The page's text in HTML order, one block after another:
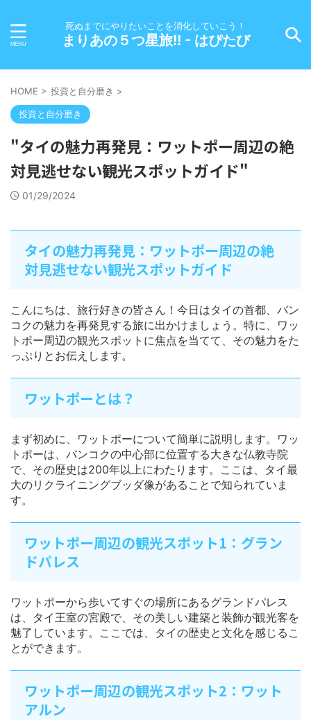
死ぬまでにやりたいことを消化していこう！
まりあの５つ星旅!! - はぴたび
HOME > 投資と自分磨き >
投資と自分磨き
"タイの魅力再発見：ワットポー周辺の絶
対見逃せない観光スポットガイド"
01/29/2024
タイの魅力再発見：ワットポー周辺の絶
対見逃せない観光スポットガイド
こんにちは、旅行好きの皆さん！今日はタイの首都、バン
コクの魅力を再発見する旅に出かけましょう。特に、ワッ
トポー周辺の観光スポットに焦点を当てて、その魅力をた
っぷりとお伝えします。
ワットポーとは？
まず初めに、ワットポーについて簡単に説明します。ワッ
トポーは、バンコクの中心部に位置する大きな仏教寺院
で、その歴史は200年以上にわたります。ここは、タイ最
大のリクライニングブッダ像があることで知られていま
す。
ワットポー周辺の観光スポット1：グラン
ドパレス
ワットポーから歩いてすぐの場所にあるグランドパレス
は、タイ王室の宮殿で、その美しい建築と装飾が観光客を
魅了しています。ここでは、タイの歴史と文化を感じるこ
とができます。
ワットポー周辺の観光スポット2：ワット
アルン